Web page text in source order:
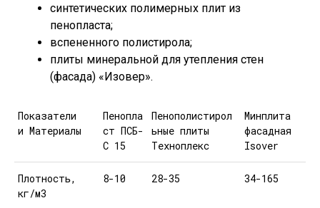
синтетических полимерных плит из
пенопласта;
вспененного полистирола;
плиты минеральной для утепления стен
(фасада) «Изовер».
Показатели
и Материалы
Пенопла
ст ПСБ-
С 15
Пенополистирол
ьные плиты
Техноплекс
Минплита
фасадная
Isover
Плотность,
кг/м3
8-10 28-35 34-165